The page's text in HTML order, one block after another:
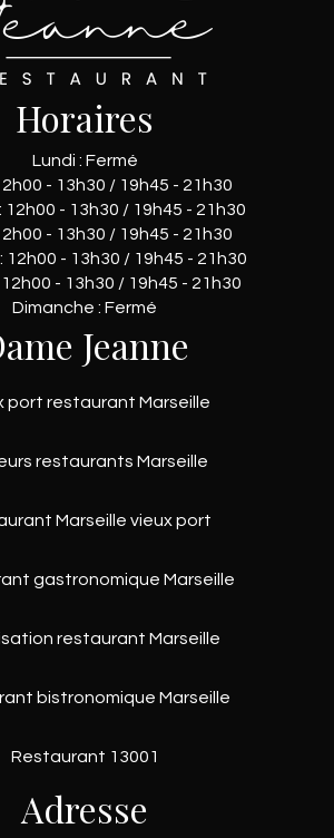
Horaires
Lundi : Fermé
- 13h30 / 19h45 - 21h30
12h00 - 13h30 / 19h45 - 21h30
- 13h30 / 19h45 - 21h30
12h00 - 13h30 / 19h45 - 21h30
- 13h30 / 19h45 - 21h30
Dimanche : Fermé
Jeanne
port restaurant Marseille
restaurants Marseille
Marseille vieux port
gastronomique Marseille
restaurant Marseille
bistronomique Marseille
Restaurant 13001
Adresse